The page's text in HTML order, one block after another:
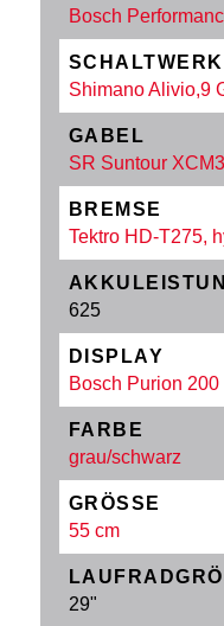
Bosch
SCHALTWERK
Shimano Alivio,9
GABEL
SR Suntour
BREMSE
Tektro HD-T275,
625
DISPLAY
Bosch Purion 200
FARBE
grau/schwarz
GRÖSSE
55 cm
29"